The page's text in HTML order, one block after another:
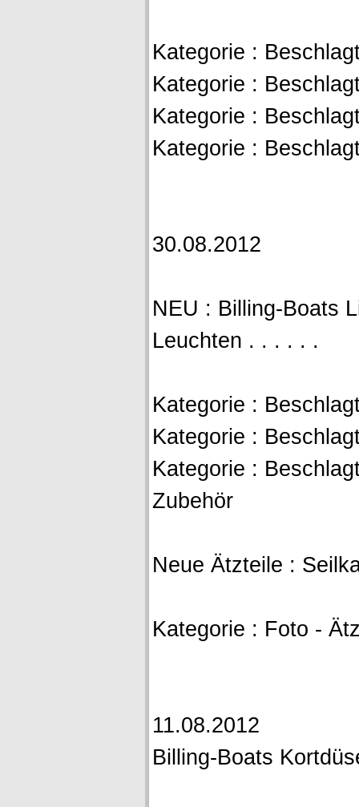
Kategorie :
Kategorie :
Kategorie :
Kategorie :
30.08.2012
NEU : Billing-Boats
Leuchten . . . . . .
Kategorie :
Kategorie :
Kategorie :
Zubehör
Neue Ätzteile :
Kategorie : Foto -
11.08.2012
Billing-Boats